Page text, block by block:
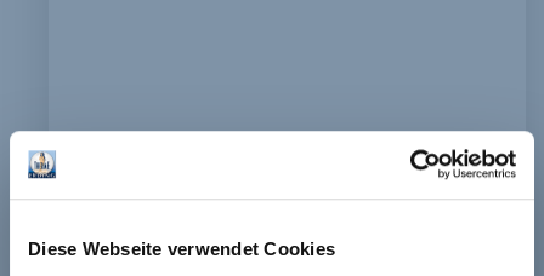
Diese Webseite verwendet Cookies